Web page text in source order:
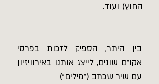
החוץ) ועוד.
בין היתר, הספיק לזכות בפרסי
אקו"ם שונים, לייצג אותנו באירוויזיון
עם שיר שכתב ("מילים")